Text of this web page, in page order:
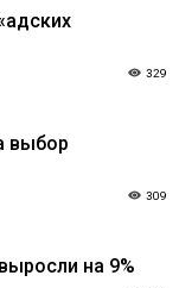
329
выбор
309
на 9%